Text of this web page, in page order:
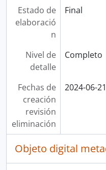
Estado de
elaboració
n
Final
Nivel de
detalle
Completo
Fechas de
creación
revisión
eliminación
2024-06-
Objeto digital